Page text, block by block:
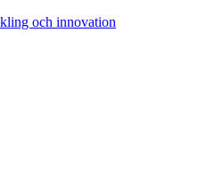
och innovation